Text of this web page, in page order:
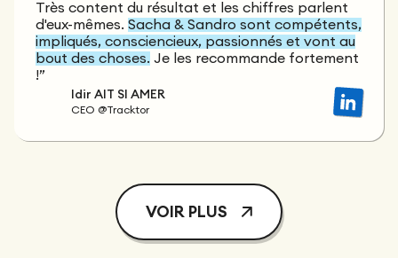
Très content du résultat et les chiffres parlent
d'eux-mêmes. Sacha & Sandro sont compétents,
impliqués, consciencieux, passionnés et vont au
bout des choses. Je les recommande fortement
!”
Idir AIT SI AMER
CEO @Tracktor
VOIR PLUS